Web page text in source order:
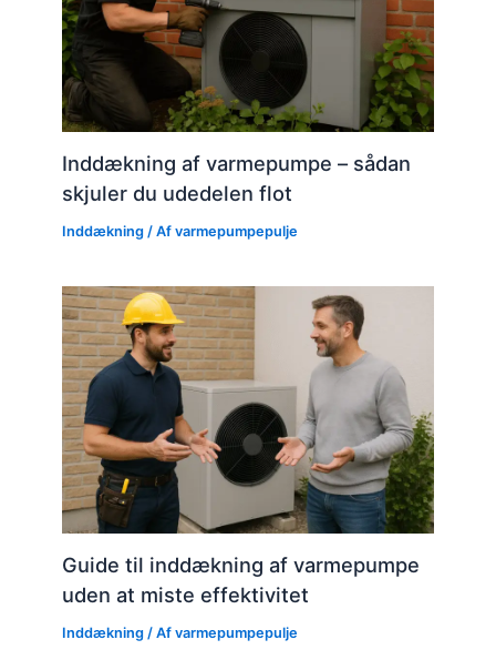
Inddækning af varmepumpe – sådan
skjuler du udedelen flot
Inddækning / Afvarmepumpepulje
Guide til inddækning af varmepumpe
uden at miste effektivitet
Inddækning / Afvarmepumpepulje